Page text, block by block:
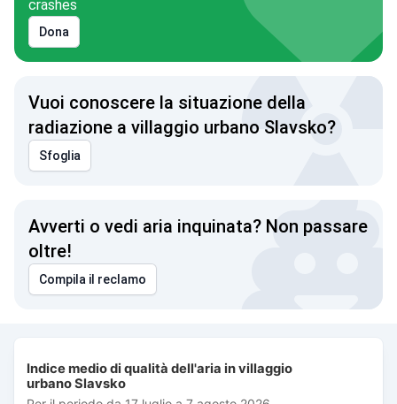
crashes
Dona
Vuoi conoscere la situazione della
radiazione a villaggio urbano Slavsko?
Sfoglia
Avverti o vedi aria inquinata? Non passare
oltre!
Compila il reclamo
Combination chart with 3 data series.
Per il periodo da 17 luglio a 7 agosto 2026
Indice medio di qualità dell'aria in villaggio
urbano Slavsko